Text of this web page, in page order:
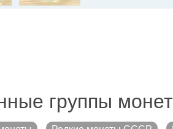
группы монет